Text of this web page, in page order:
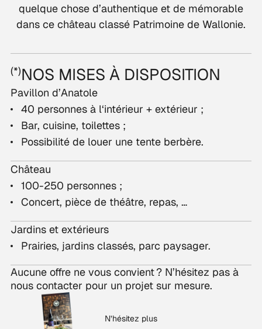
quelque chose d’authentique et de mémorable
dans ce château classé Patrimoine de Wallonie.
/THÉÂTRE
/
(*)NOS MISES À DISPOSITION
Pavillon d’Anatole
40 personnes à l‘intérieur + extérieur ;
Bar, cuisine, toilettes ;
Possibilité de louer une tente berbère.
Château
100-250 personnes ;
Concert, pièce de théâtre, repas, …
Jardins et extérieurs
Prairies, jardins classés, parc paysager.
Aucune offre ne vous convient ? N’hésitez pas à
nous contacter pour un projet sur mesure.
N’hésitez plus